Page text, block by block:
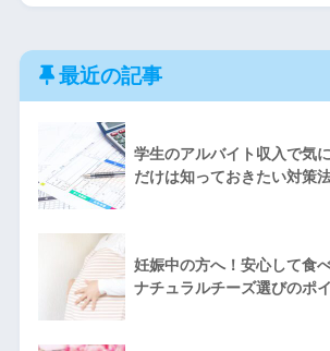
最近の記事
学生のアルバイト収入で気
だけは知っておきたい対策
妊娠中の方へ！安心して食
ナチュラルチーズ選びのポ